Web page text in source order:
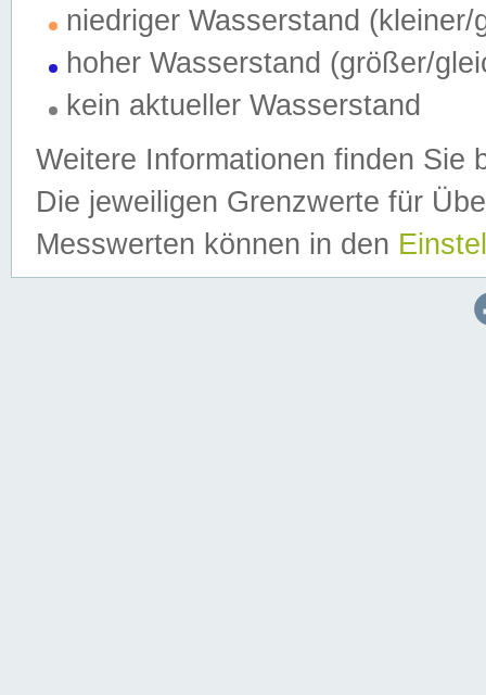
niedriger Wasserstand (kleiner/
hoher Wasserstand (größer/
kein aktueller Wasserstand
Weitere Informationen finden Sie
Die jeweiligen Grenzwerte für
Messwerten können in den